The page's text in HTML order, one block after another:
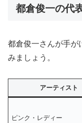
都倉俊一の代
都倉俊一さんが手が
みましょう。
アーティスト
ピンク・レディー